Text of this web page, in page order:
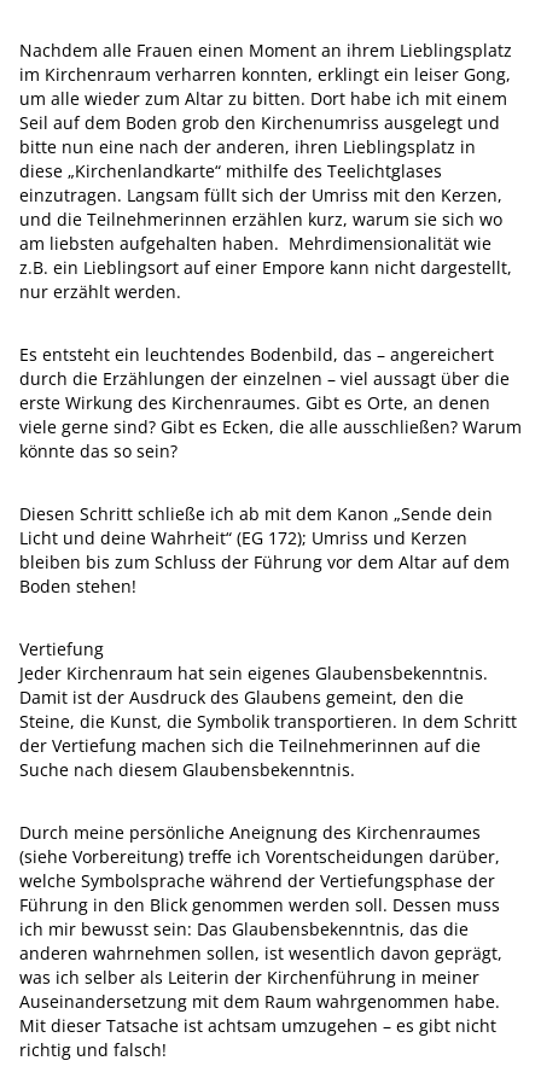
Nachdem alle Frauen einen Moment an ihrem Lieblingsplatz
im Kirchenraum verharren konnten, erklingt ein leiser Gong,
um alle wieder zum Altar zu bitten. Dort habe ich mit einem
Seil auf dem Boden grob den Kirchenumriss ausgelegt und
bitte nun eine nach der anderen, ihren Lieblingsplatz in
diese „Kirchenlandkarte“ mithilfe des Teelichtglases
einzutragen. Langsam füllt sich der Umriss mit den Kerzen,
und die Teilnehmerinnen erzählen kurz, warum sie sich wo
am liebsten aufgehalten haben. Mehrdimensionalität wie
z.B. ein Lieblingsort auf einer Empore kann nicht dargestellt,
nur erzählt werden.
Es entsteht ein leuchtendes Bodenbild, das – angereichert
durch die Erzählungen der einzelnen – viel aussagt über die
erste Wirkung des Kirchenraumes. Gibt es Orte, an denen
viele gerne sind? Gibt es Ecken, die alle ausschließen? Warum
könnte das so sein?
Diesen Schritt schließe ich ab mit dem Kanon „Sende dein
Licht und deine Wahrheit“ (EG 172); Umriss und Kerzen
bleiben bis zum Schluss der Führung vor dem Altar auf dem
Boden stehen!
Vertiefung
Jeder Kirchenraum hat sein eigenes Glaubensbekenntnis.
Damit ist der Ausdruck des Glaubens gemeint, den die
Steine, die Kunst, die Symbolik transportieren. In dem Schritt
der Vertiefung machen sich die Teilnehmerinnen auf die
Suche nach diesem Glaubensbekenntnis.
Durch meine persönliche Aneignung des Kirchenraumes
(siehe Vorbereitung) treffe ich Vorentscheidungen darüber,
welche Symbolsprache während der Vertiefungsphase der
Führung in den Blick genommen werden soll. Dessen muss
ich mir bewusst sein: Das Glaubensbekenntnis, das die
anderen wahrnehmen sollen, ist wesentlich davon geprägt,
was ich selber als Leiterin der Kirchenführung in meiner
Auseinandersetzung mit dem Raum wahrgenommen habe.
Mit dieser Tatsache ist achtsam umzugehen – es gibt nicht
richtig und falsch!